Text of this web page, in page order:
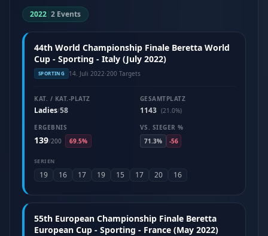
2022|2 Events
44th World Championship Finale Beretta World
Cup - Sporting - Italy (July 2022)
SPORTING 14. Juli 2022·200 Targets
KAT. / KAT.-PLATZ
Ladies/58
GESAMTPLATZ
1143 (21.0%)
ERGEBNIS
139/200 69.5%
VS. SIEGER %
71.3%
-56
SERIEN
19 16 17 19 15 17 20 16
55th European Championship Finale Beretta
European Cup - Sporting - France (May 2022)